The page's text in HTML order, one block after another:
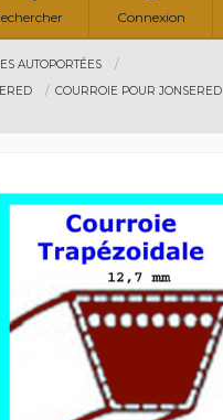
Connexion
AUTOPORTÉES
COURROIE POUR JONSERED